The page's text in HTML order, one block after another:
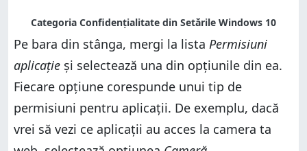
Pe bara din stânga, mergi la lista Permisiuni
aplicație și selectează una din opțiunile din ea.
Fiecare opțiune corespunde unui tip de
permisiuni pentru aplicații. De exemplu, dacă
vrei să vezi ce aplicații au acces la camera ta